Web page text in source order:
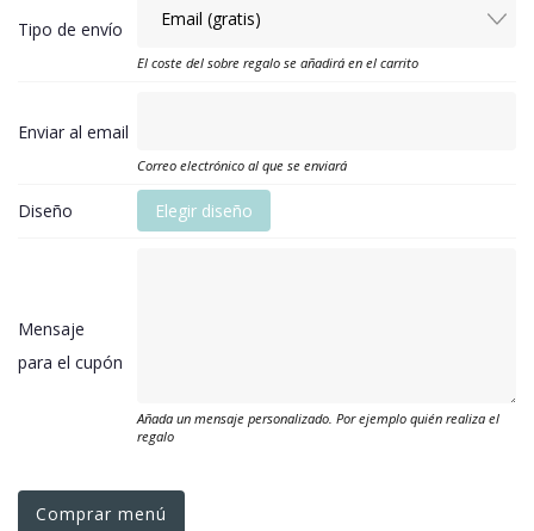
Tipo de envío
El coste del sobre regalo se añadirá en el carrito
Enviar al email
Correo electrónico al que se enviará
Diseño Elegir diseño
Mensaje
para el cupón
Añada un mensaje personalizado. Por ejemplo quién realiza el
regalo
Comprar menú